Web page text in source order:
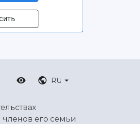
RU
его семьи